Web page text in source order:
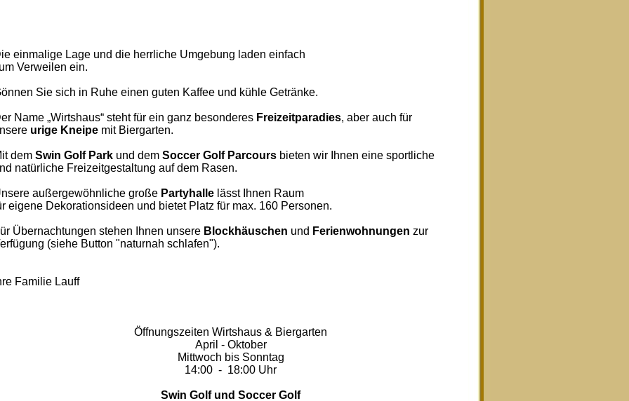
einmalige Lage und die herrliche Umgebung laden einfach
Verweilen ein.
Sie sich in Ruhe einen guten Kaffee und kühle Getränke.
Name „Wirtshaus“ steht für ein ganz besonderes Freizeitparadies, aber auch für
urige Kneipe mit Biergarten.
dem Swin Golf Park und dem Soccer Golf Parcours bieten wir Ihnen eine sportliche
natürliche Freizeitgestaltung auf dem Rasen.
außergewöhnliche große Partyhalle lässt Ihnen Raum
eigene Dekorationsideen und bietet Platz für max. 160 Personen.
Übernachtungen stehen Ihnen unsere Blockhäuschen und Ferienwohnungen zur
(siehe Button "naturnah schlafen").
Familie Lauff
Öffnungszeiten Wirtshaus & Biergarten
April - Oktober
Mittwoch bis Sonntag
14:00 - 18:00 Uhr
Swin Golf und Soccer Golf